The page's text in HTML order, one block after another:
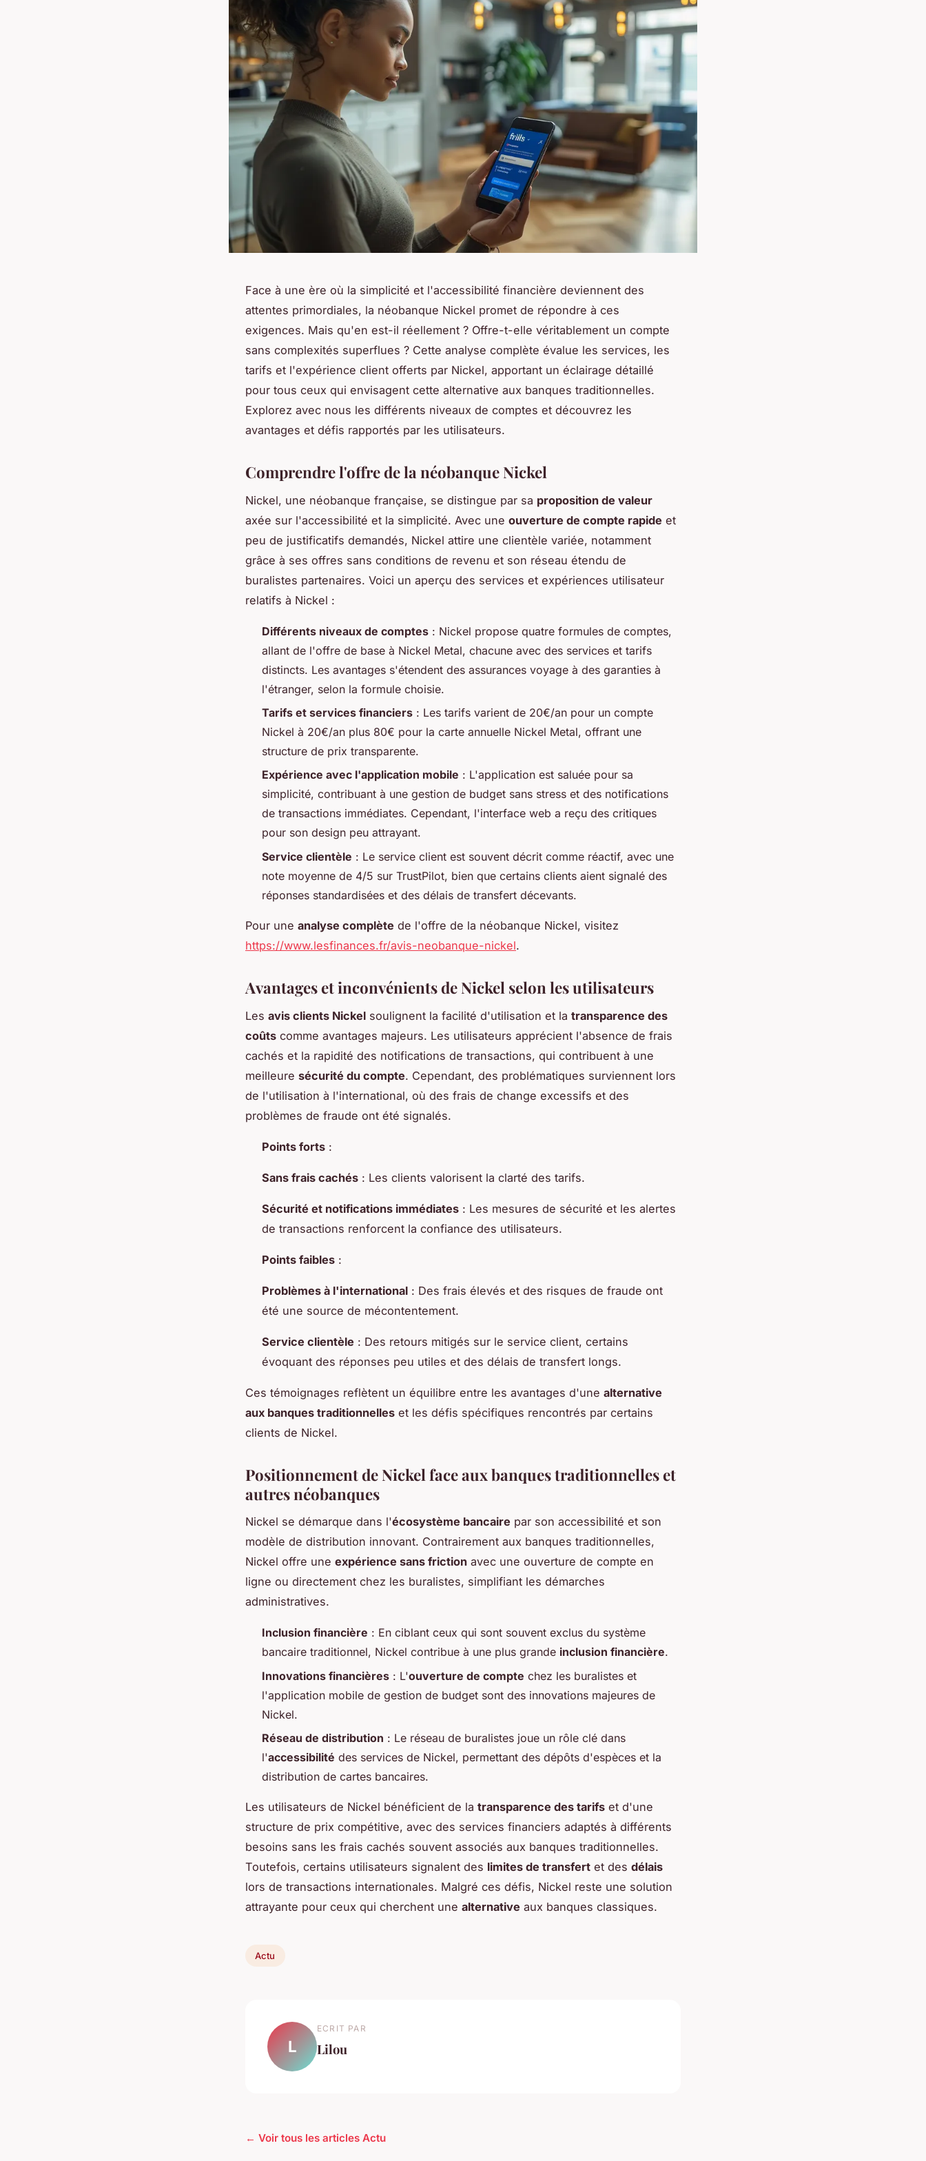
Face à une ère où la simplicité et l'accessibilité financière deviennent des
attentes primordiales, la néobanque Nickel promet de répondre à ces
exigences. Mais qu'en est-il réellement ? Offre-t-elle véritablement un compte
sans complexités superflues ? Cette analyse complète évalue les services, les
tarifs et l'expérience client offerts par Nickel, apportant un éclairage détaillé
pour tous ceux qui envisagent cette alternative aux banques traditionnelles.
Explorez avec nous les différents niveaux de comptes et découvrez les
avantages et défis rapportés par les utilisateurs.
Comprendre l'offre de la néobanque Nickel
Nickel, une néobanque française, se distingue par sa proposition de valeur
axée sur l'accessibilité et la simplicité. Avec une ouverture de compte rapide et
peu de justificatifs demandés, Nickel attire une clientèle variée, notamment
grâce à ses offres sans conditions de revenu et son réseau étendu de
buralistes partenaires. Voici un aperçu des services et expériences utilisateur
relatifs à Nickel :
Différents niveaux de comptes : Nickel propose quatre formules de comptes,
allant de l'offre de base à Nickel Metal, chacune avec des services et tarifs
distincts. Les avantages s'étendent des assurances voyage à des garanties à
l'étranger, selon la formule choisie.
Tarifs et services financiers : Les tarifs varient de 20€/an pour un compte
Nickel à 20€/an plus 80€ pour la carte annuelle Nickel Metal, offrant une
structure de prix transparente.
Expérience avec l'application mobile : L'application est saluée pour sa
simplicité, contribuant à une gestion de budget sans stress et des notifications
de transactions immédiates. Cependant, l'interface web a reçu des critiques
pour son design peu attrayant.
Service clientèle : Le service client est souvent décrit comme réactif, avec une
note moyenne de 4/5 sur TrustPilot, bien que certains clients aient signalé des
réponses standardisées et des délais de transfert décevants.
Pour une analyse complète de l'offre de la néobanque Nickel, visitez
https://www.lesfinances.fr/avis-neobanque-nickel.
Avantages et inconvénients de Nickel selon les utilisateurs
Les avis clients Nickel soulignent la facilité d'utilisation et la transparence des
coûts comme avantages majeurs. Les utilisateurs apprécient l'absence de frais
cachés et la rapidité des notifications de transactions, qui contribuent à une
meilleure sécurité du compte. Cependant, des problématiques surviennent lors
de l'utilisation à l'international, où des frais de change excessifs et des
problèmes de fraude ont été signalés.
Points forts :
Sans frais cachés : Les clients valorisent la clarté des tarifs.
Sécurité et notifications immédiates : Les mesures de sécurité et les alertes
de transactions renforcent la confiance des utilisateurs.
Points faibles :
Problèmes à l'international : Des frais élevés et des risques de fraude ont
été une source de mécontentement.
Service clientèle : Des retours mitigés sur le service client, certains
évoquant des réponses peu utiles et des délais de transfert longs.
Ces témoignages reflètent un équilibre entre les avantages d'une alternative
aux banques traditionnelles et les défis spécifiques rencontrés par certains
clients de Nickel.
Positionnement de Nickel face aux banques traditionnelles et
autres néobanques
Nickel se démarque dans l'écosystème bancaire par son accessibilité et son
modèle de distribution innovant. Contrairement aux banques traditionnelles,
Nickel offre une expérience sans friction avec une ouverture de compte en
ligne ou directement chez les buralistes, simplifiant les démarches
administratives.
Inclusion financière : En ciblant ceux qui sont souvent exclus du système
bancaire traditionnel, Nickel contribue à une plus grande inclusion financière.
Innovations financières : L'ouverture de compte chez les buralistes et
l'application mobile de gestion de budget sont des innovations majeures de
Nickel.
Réseau de distribution : Le réseau de buralistes joue un rôle clé dans
l'accessibilité des services de Nickel, permettant des dépôts d'espèces et la
distribution de cartes bancaires.
Les utilisateurs de Nickel bénéficient de la transparence des tarifs et d'une
structure de prix compétitive, avec des services financiers adaptés à différents
besoins sans les frais cachés souvent associés aux banques traditionnelles.
Toutefois, certains utilisateurs signalent des limites de transfert et des délais
lors de transactions internationales. Malgré ces défis, Nickel reste une solution
attrayante pour ceux qui cherchent une alternative aux banques classiques.
Actu
L
ECRIT PAR
Lilou
← Voir tous les articles Actu